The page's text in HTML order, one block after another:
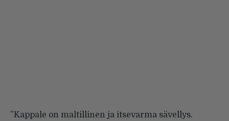
”Kappale on maltillinen ja itsevarma sävellys.